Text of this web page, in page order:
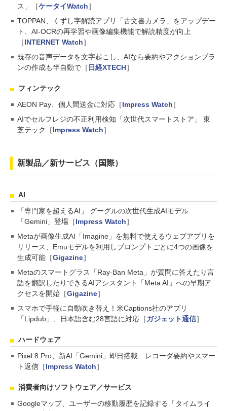
ス」［ケータイWatch］
TOPPAN、くずし字解読アプリ「古文書カメラ」をアップデー
ト、AI-OCRの再学習や画像編集機能で解読精度が向上
［INTERNET Watch］
既存の音声データを文字起こし、AIなら要約やアクションプラ
ンの作成も半自動で［ 日経XTECH］
フィンテック
AEON Pay、個人間送金に対応［Impress Watch］
AIでセルフレジの不正利用検知「次世代スマートストア」 東
芝テック［Impress Watch］
新製品／新サービス（国際）
AI
「専門家を超えるAI」 グーグルの次世代生成AIモデル
「Gemini」登場［Impress Watch］
Metaが画像生成AI「Imagine」を無料で使えるウェブアプリを
リリース、Emuモデルを利用しプロンプトごとに4つの画像を
生成可能［Gigazine］
Metaのスマートグラス「Ray-Ban Meta」が質問に答えたり言
語を翻訳したりできるAIアシスタント「Meta AI」への早期ア
クセスを開始［Gigazine］
スマホで手軽に自動吹き替え！米Captions社のアプリ
「Lipdub」、日本語含む28言語に対応［ガジェット通信］
ハードウェア
Pixel 8 Pro、新AI「Gemini」即日搭載 レコーダ要約やスマー
ト返信［Impress Watch］
消費者向けソフトウェア／サービス
Googleマップ、ユーザーの移動履歴を記録する「タイムライ